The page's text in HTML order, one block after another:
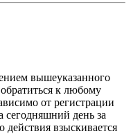
вышеуказанного
к любому
от регистрации
сегодняшний день за
действия взыскивается